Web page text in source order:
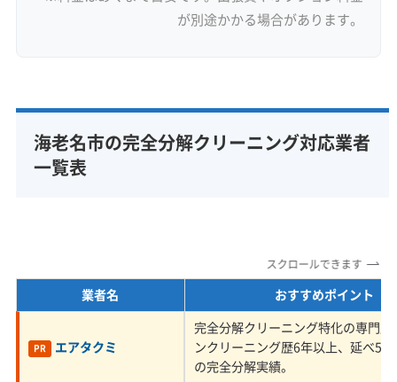
業者選びの注意点
分寺台などの戸建て住宅地とでは、汚れの
メカニズムが全く異なり、業者にはそれぞ
海老名駅西口の扇町やめぐみ町に建ち並ぶ新し
いタワーマンションは、非常に気密性が高い構
造です。こうした住宅でキッチンの換気扇を強
く回すと、室内の気圧が下がり、エアコンの排
が別途かかる場合があります。
海老名市の完全分解クリーニング対応業者
一覧表
スクロールできます
業者名 おすすめポイント
PR エアタクミ
完全分解クリーニング特化の専門
ンクリーニング歴6年以上、延べ
の完全分解実績。